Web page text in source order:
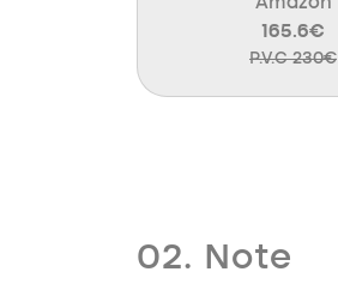
165.6€
P.V.C 230€
02. Note